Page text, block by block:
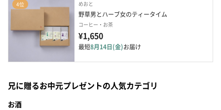
4位 めおと
野草男とハーブ女のティータイム
コーヒー・お茶
¥1,650
最短8月14日(金)お届け
兄に贈るお中元プレゼントの人気カテゴリ
お酒